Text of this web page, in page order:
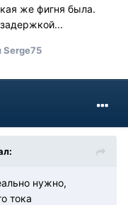
же фигня была.
Serge75
нужно,
тока